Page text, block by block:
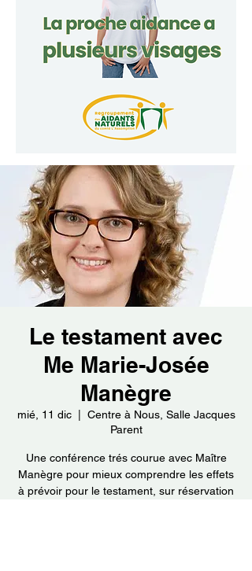
Le testament avec
Me Marie-Josée
Manègre
mié, 11 dic
  |
Centre à Nous, Salle Jacques
Parent
Une conférence trés courue avec Maître
Manègre pour mieux comprendre les effets
à prévoir pour le testament, sur réservation